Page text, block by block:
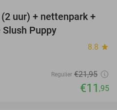
46%
uur) + nettenpark +
Puppy
8.8 star
Regulier €21,95
€11 ,95